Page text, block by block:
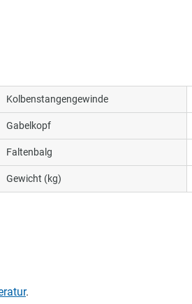
Kolbenstangengewinde
Gabelkopf
Faltenbalg
Gewicht (kg)
.